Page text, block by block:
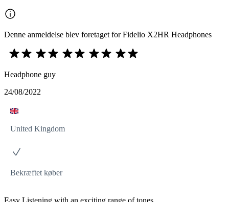
Denne anmeldelse blev foretaget for Fidelio X2HR Headphones
Headphone guy
24/08/2022
United Kingdom
Bekræftet køber
Easy Listening with an exciting range of tones.